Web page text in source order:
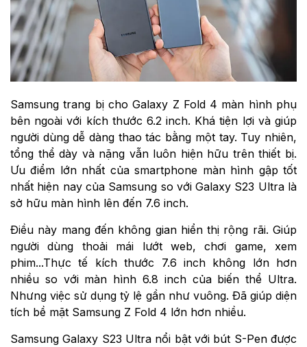
Samsung trang bị cho Galaxy Z Fold 4 màn hình phụ
bên ngoài với kích thước 6.2 inch. Khá tiện lợi và giúp
người dùng dễ dàng thao tác bằng một tay. Tuy nhiên,
tổng thể dày và nặng vẫn luôn hiện hữu trên thiết bị.
Ưu điểm lớn nhất của smartphone màn hình gập tốt
nhất hiện nay của Samsung so với Galaxy S23 Ultra là
sở hữu màn hình lên đến 7.6 inch.
Điều này mang đến không gian hiển thị rộng rãi. Giúp
người dùng thoải mái lướt web, chơi game, xem
phim...Thực tế kích thước 7.6 inch không lớn hơn
nhiều so với màn hình 6.8 inch của biến thể Ultra.
Nhưng việc sử dụng tỷ lệ gần như vuông. Đã giúp diện
tích bề mặt Samsung Z Fold 4 lớn hơn nhiều.
Samsung Galaxy S23 Ultra nổi bật với bút S-Pen được